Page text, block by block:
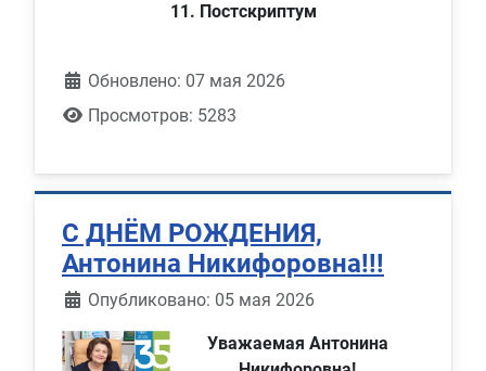
11. Постскриптум
Обновлено: 07 мая 2026
Просмотров: 5283
С ДНЁМ РОЖДЕНИЯ,
Антонина Никифоровна!!!
Информация о материале
Опубликовано: 05 мая 2026
Уважаемая Антонина